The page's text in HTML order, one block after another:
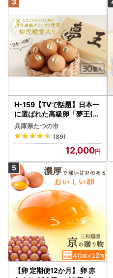
H-159【TVで話題】日本一
に選ばれた高級卵「夢王(3
0個）」たまごかけごはん
祭り3年連続グランプリ受
賞！
兵庫県たつの市
(89)
12,000
【卵 定期便12か月】 卵 赤